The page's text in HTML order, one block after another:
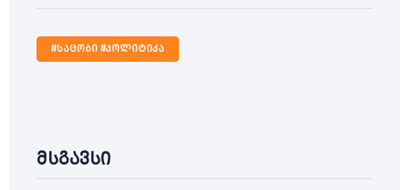
#საცობი #პოლიტიკა
მსგავსი